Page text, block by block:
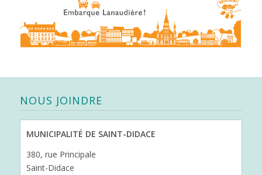
NOUS JOINDRE
MUNICIPALITÉ DE SAINT-DIDACE
380, rue Principale
Saint-Didace